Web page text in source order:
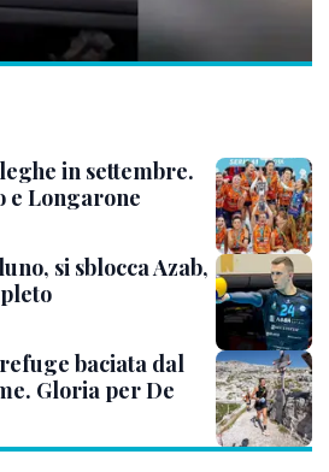
in settembre.
e Longarone
si sblocca Azab,
baciata dal
Gloria per De